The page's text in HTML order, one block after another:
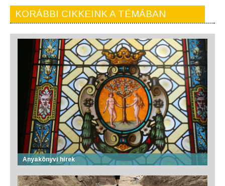
KORÁBBI CIKKEINK A TÉMÁBAN
Anyakönyvi hírek